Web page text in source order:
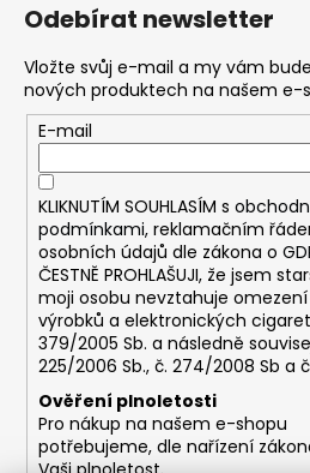
169
Kč
Původně:
195
Kč
Odebírat newsletter
Vložte svůj e-mail a my vám
nových produktech na našem e-
E-mail
KLIKNUTÍM SOUHLASÍM s
podmínkami, reklamačním
osobních údajů dle zákona o
ČESTNĚ PROHLAŠUJI, že jsem
moji osobu nevztahuje
výrobků a elektronických
379/2005 Sb. a následně
225/2006 Sb., č. 274/2008 Sb a
Ověření plnoletosti
Pro nákup na našem e-shopu
potřebujeme, dle nařízení